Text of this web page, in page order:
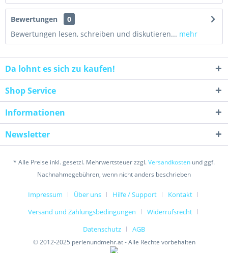
Bewertungen
0
Bewertungen lesen, schreiben und diskutieren... mehr
Da lohnt es sich zu kaufen!
Shop Service
Informationen
Newsletter
* Alle Preise inkl. gesetzl. Mehrwertsteuer zzgl.Versandkosten und ggf.
Nachnahmegebühren, wenn nicht anders beschrieben
Impressum Über uns Hilfe / Support
Kontakt
Versand und Zahlungsbedingungen
Widerrufsrecht
Datenschutz
AGB
© 2012-2025 perlenundmehr.at - Alle Rechte vorbehalten